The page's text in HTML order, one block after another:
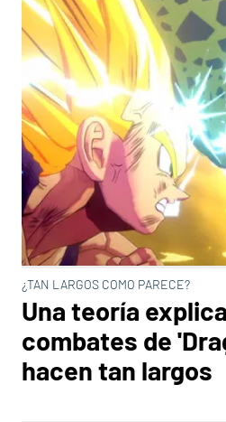
¿TAN LARGOS COMO PARECE?
Una teoría
combates de
hacen tan largos